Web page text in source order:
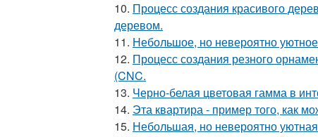
10. Процесс создания красивого
деревом.
11. Небольшое, но невероятно
12. Процесс создания резного
(CNC.
13. Черно-белая цветовая гамма в
14. Эта квартира - пример того, как
15. Небольшая, но невероятно